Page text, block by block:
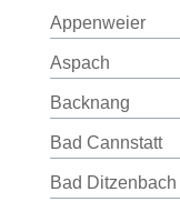
Appenweier
Aspach
Backnang
Bad Cannstatt
Bad Ditzenbach